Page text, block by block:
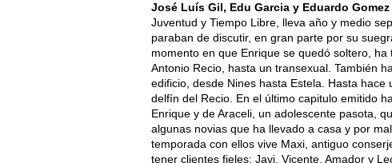
José Luís Gil, Edu Garcia y Eduardo Gomez
Juventud y Tiempo Libre, lleva año y medio
paraban de discutir, en gran parte por su
momento en que Enrique se quedó soltero,
Antonio Recio, hasta un transexual. También
edificio, desde Nines hasta Estela. Hasta
delfín del Recio. En el último capitulo emitido
Enrique y de Araceli, un adolescente pasota,
algunas novias que ha llevado a casa y por
temporada con ellos vive Maxi, antiguo
tener clientes fieles; Javi, Vicente, Amador y